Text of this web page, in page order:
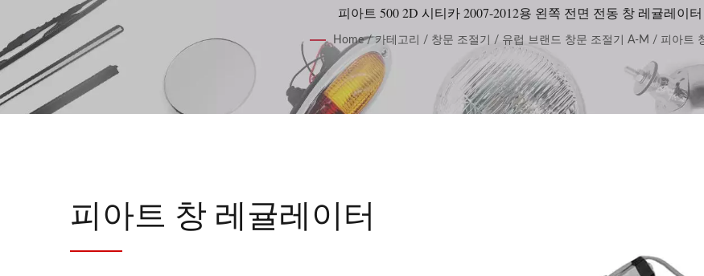
피아트 500 2D 시티카 2007-2012용 왼쪽 전면 전동 창 레귤레이
Home / 카테고리 / 창문 조절기 / 유럽 브랜드 창문 조절기 A-M / 피아트
피아트 창 레귤레이터